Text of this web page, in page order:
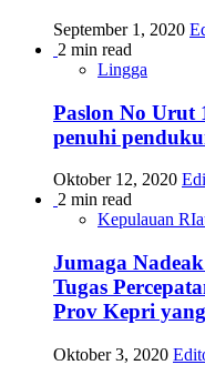
September 1, 2020
2 min read
Lingga
Paslon No Urut
penuhi
Oktober 12, 2020
2 min read
Kepulauan
Jumaga
Tugas
Prov Kepri
Oktober 3, 2020